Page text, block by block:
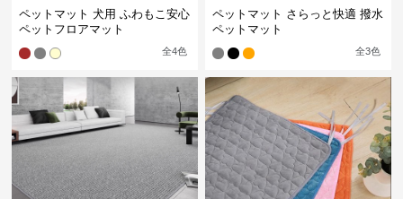
ペットマット 犬用 ふわもこ安心
ペットフロアマット
全4色
ペットマット さらっと快適 撥水
ペットマット
全3色